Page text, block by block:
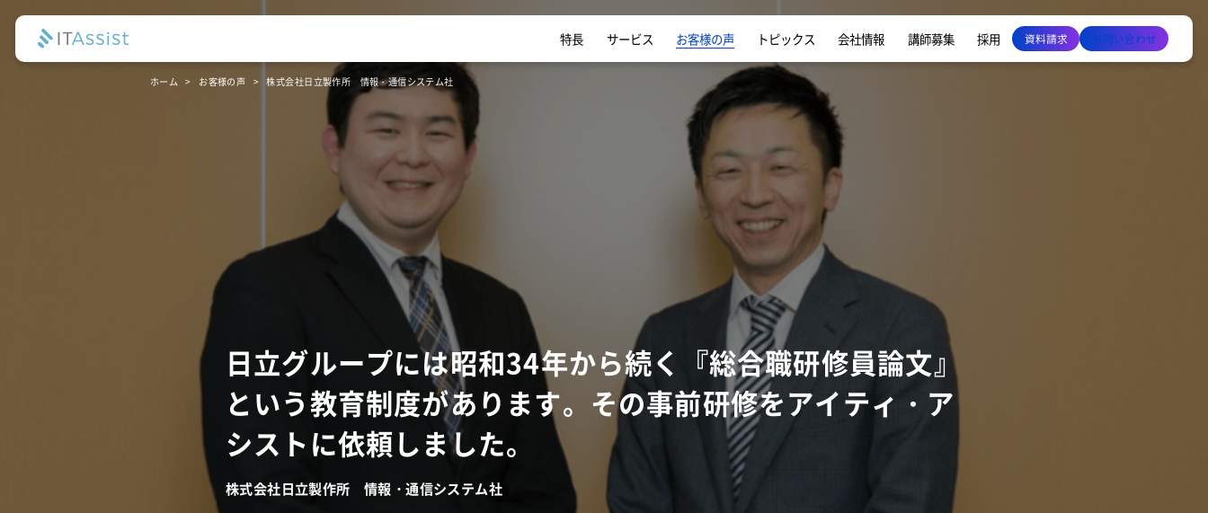
特長 サービス お客様の声 トピックス 会社情報 講師募集 採用 資料請求 お問い合わせ
ホーム お客様の声 株式会社日立製作所 情報・通信システム社
日立グループには昭和34年から続く『総合職研修員論文』
という教育制度があります。その事前研修をアイティ・ア
シストに依頼しました。
株式会社日立製作所 情報・通信システム社